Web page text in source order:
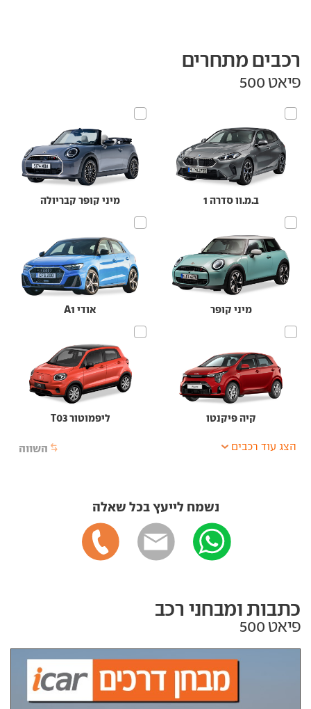
רכבים מתחרים
פיאט 500
ב.מ.וו סדרה 1 מיני קופר קבריולה
מיני קופר אודי A1
קיה פיקנטו ליפמוטור T03
השווה הצג עוד רכבים
נשמח לייעץ בכל שאלה
כתבות ומבחני רכב
פיאט 500